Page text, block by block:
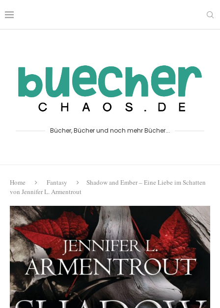
Bücher, Bücher und noch mehr Bücher...
Home Fantasy
Shadow and Ember – Eine Liebe im Schatten
von Jennifer L. Armentrout